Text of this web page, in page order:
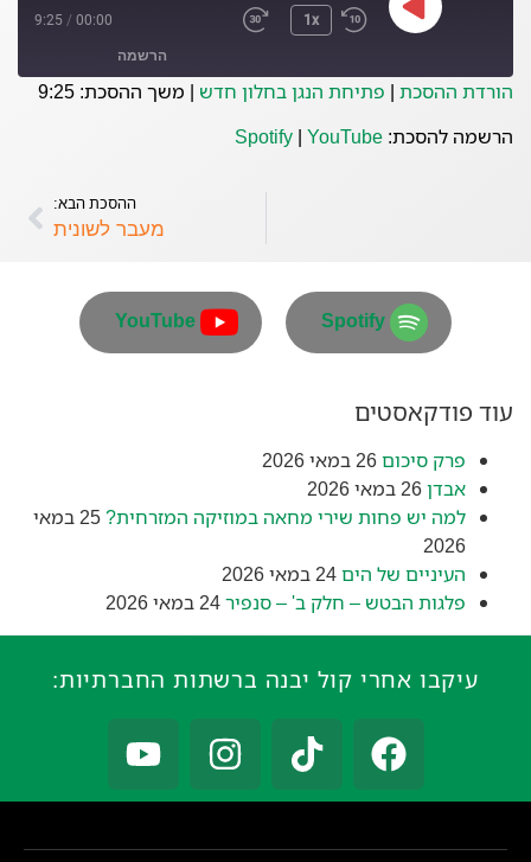
1x
00:00
/
9:25
הרשמה
Spotify
הורדת ההסכת | פתיחת הנגן בחלון חדש | משך ההסכת: 9:25
הרשמה להסכת:
Spotify | YouTube
ההסכת הבא:
מעבר לשונית
Spotify
YouTube
עוד פודקאסטים
פרק סיכום26 במאי 2026
אבדן26 במאי 2026
למה יש פחות שירי מחאה במוזיקה המזרחית?
25 במאי
2026
העיניים של הים24 במאי 2026
פלגות הבטש – חלק ב' – סנפיר24 במאי 2026
עיקבו אחרי קול יבנה ברשתות החברתיות: